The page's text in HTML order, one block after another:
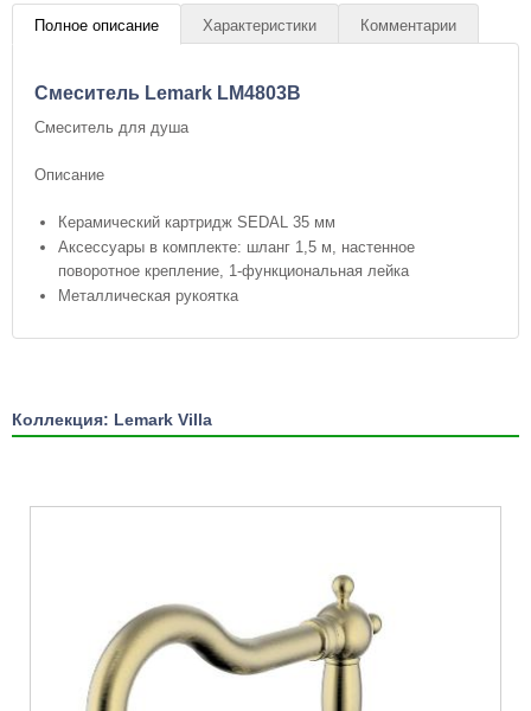
Полное описание Характеристики Комментарии
Смеситель Lemark LM4803B
Смеситель для душа
Описание
Керамический картридж SEDAL 35 мм
Аксессуары в комплекте: шланг 1,5 м, настенное
поворотное крепление, 1-функциональная лейка
Металлическая рукоятка
Коллекция: Lemark Villa